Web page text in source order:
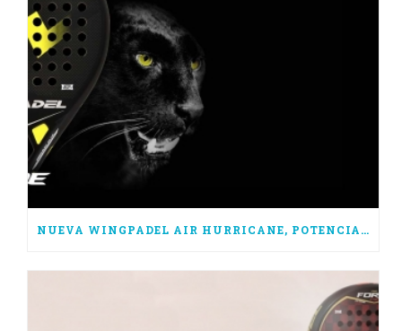
NUEVA WINGPADEL AIR HURRICANE, POTENCIA PURA